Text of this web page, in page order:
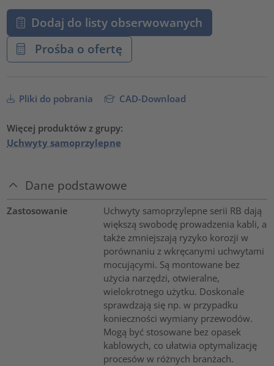
Dodaj do listy obserwowanych
Prośba o ofertę
Pliki do pobrania CAD-Download
Więcej produktów z grupy:
Uchwyty samoprzylepne
Dane podstawowe
Zastosowanie
Uchwyty samoprzylepne serii RB dają
większą swobodę prowadzenia kabli, a
także zmniejszają ryzyko korozji w
porównaniu z wkręcanymi uchwytami
mocującymi. Są montowane bez
użycia narzędzi, otwieralne,
wielokrotnego użytku. Doskonale
sprawdzają się np. w przypadku
konieczności wymiany przewodów.
Mogą być stosowane bez opasek
kablowych, co ułatwia optymalizację
procesów w różnych branżach.